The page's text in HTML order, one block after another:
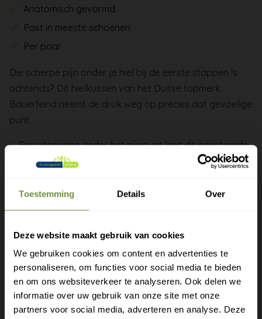
Toestemming Details Over
Deze website maakt gebruik van cookies
We gebruiken cookies om content en advertenties te
personaliseren, om functies voor social media te bieden
en om ons websiteverkeer te analyseren. Ook delen we
informatie over uw gebruik van onze site met onze
partners voor social media, adverteren en analyse. Deze
Anatomisch gevormd
Past in meeste schoenen
Per paar
Die scherpe pijn onder je hiel bij de eerste stappen 's
ochtends? Dit hielkussen van het Duitse topmerk
Bauerfeind neemt de druk weg op precies dat gevoelige
punt.
Een uitsparing onder het pijnpunt laat de geirriteerde
plek vrij hangen, zonder druk
kussen
Silicone of visco-elastisch schuim, anatomisch
Past in de meeste schoenen, zodat je hem overal
draagt
Fijn bij hielspoor, plantaire fasciitis of een pijnlijke hiel
na veel lopen
Combineer het kussen met goed dempend schoeisel en
Gratis verzending?
Laat je e-mail achter.